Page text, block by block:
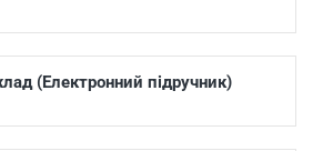
(Електронний підручник)